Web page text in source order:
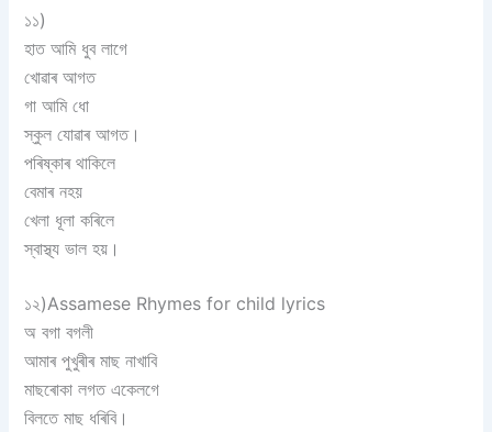
১১)
হাত আমি ধুব লাগে
খোৱাৰ আগত
গা আমি ধো
স্কুল যোৱাৰ আগত।
পৰিষ্কাৰ থাকিলে
বেমাৰ নহয়
খেলা ধূলা কৰিলে
স্বাস্থ্য ভাল হয়।
১২)Assamese Rhymes for child lyrics
অ বগা বগলী
আমাৰ পুখুৰীৰ মাছ নাখাবি
মাছৰোকা লগত একেলগে
বিলতে মাছ ধৰিবি।